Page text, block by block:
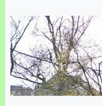
een kant kunnen
moeten groeien
terechtkomen.
Nadat dit voor
hebben de